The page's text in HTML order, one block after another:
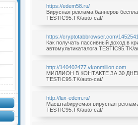
https://edem58.ru/
Вирусная реклама баннеров
TESTIC95.TK/auto-cat/
https://cryptotabbrowser.com/
Как получать пассивный доход в
автомультикаталога TESTIC95.TK/
http://140402477.vkonmillion.com
МИЛЛИОН В КОНТАКТЕ ЗА 30 ДНЕЙ!.
TESTIC95.TK/auto-cat/
http://lux-edem.ru/
Масштабируемая вирусная
TESTIC95.TK/auto-cat/